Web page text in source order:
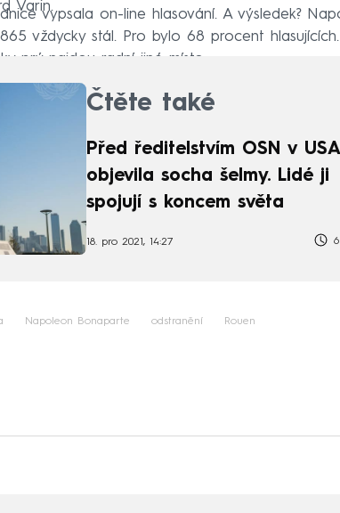
Varin.
vypsala on-line hlasování. A výsledek?
vždycky stál. Pro bylo 68 procent
prý najdou radní jiné místo.
Čtěte také
Před ředitelstvím OSN v
objevila socha šelmy. Lidé ji
spojují s koncem světa
18. pro 2021, 14:27
Napoleon Bonaparte odstranění Rouen